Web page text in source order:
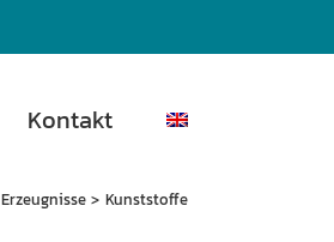
Kontakt
Erzeugnisse Kunststoffe